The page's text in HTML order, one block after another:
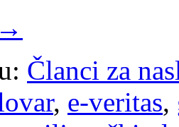
Članci za
, e-veritas,